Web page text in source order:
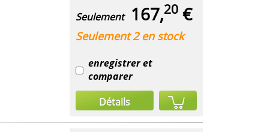
Seulement 167,20 €
Seulement 2 en stock
enregistrer et
comparer
Détails